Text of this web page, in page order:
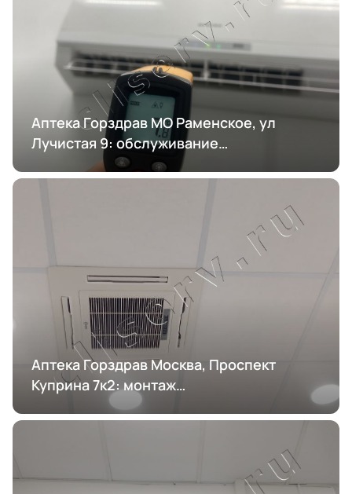
Аптека Горздрав МО Раменское, ул
Лучистая 9: обслуживание
кондиционирования
Аптека Горздрав Москва, Проспект
Куприна 7к2: монтаж
кондиционирования